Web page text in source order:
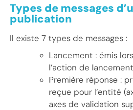
Types de messages
publication
Il existe 7 types de messages :
Lancement : émis
l’action de lancement
Première réponse :
reçue pour l’entité
axes de validation